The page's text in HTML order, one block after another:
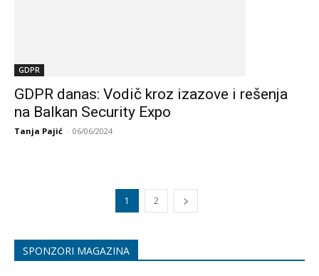
GDPR
GDPR danas: Vodič kroz izazove i rešenja
na Balkan Security Expo
Tanja Pajić - 06/06/2024
1 2
SPONZORI MAGAZINA